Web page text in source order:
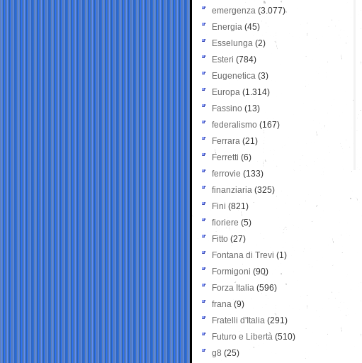
emergenza (3.077)
Energia (45)
Esselunga (2)
Esteri (784)
Eugenetica (3)
Europa (1.314)
Fassino (13)
federalismo (167)
Ferrara (21)
Ferretti (6)
ferrovie (133)
finanziaria (325)
Fini (821)
fioriere (5)
Fitto (27)
Fontana di Trevi (1)
Formigoni (90)
Forza Italia (596)
frana (9)
Fratelli d'Italia (291)
Futuro e Libertà (510)
g8 (25)